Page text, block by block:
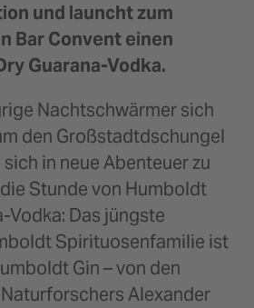
und launcht zum
Bar Convent einen
Guarana-Vodka.
Nachtschwärmer sich
den Großstadtdschungel
in neue Abenteuer zu
Stunde von Humboldt
Vodka: Das jüngste
Spirituosenfamilie ist
Gin – von den
Alexander